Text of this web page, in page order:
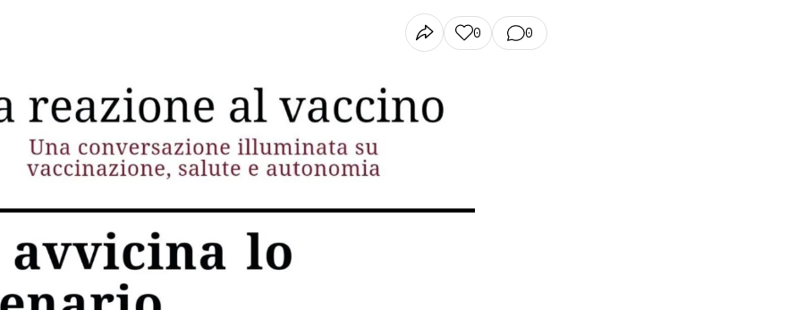
INTRATTENIMENTO
COMPLOTTI, LEGGENDE URBANE ED EVERGREEN
EDITORIALI
0 0